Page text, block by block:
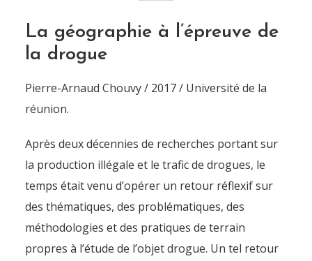
La géographie à l’épreuve de
la drogue
Pierre-Arnaud Chouvy / 2017 / Université de la
réunion.
Après deux décennies de recherches portant sur
la production illégale et le trafic de drogues, le
temps était venu d’opérer un retour réflexif sur
des thématiques, des problématiques, des
méthodologies et des pratiques de terrain
propres à l’étude de l’objet drogue. Un tel retour